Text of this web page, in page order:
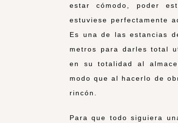
estar cómodo, poder
estuviese perfectamente
Es una de las estancias
metros para darles total
en su totalidad al
modo que al hacerlo de
rincón.
Para que todo siguiera